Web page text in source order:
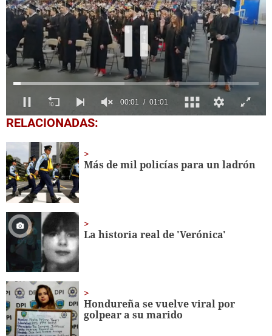
0
of
minute,
1
second
RELACIONADAS:
Más de mil policías para un ladrón
La historia real de 'Verónica'
Hondureña se vuelve viral por
golpear a su marido